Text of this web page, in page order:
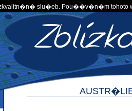
slu�eb. Pou��v�n�m tohoto